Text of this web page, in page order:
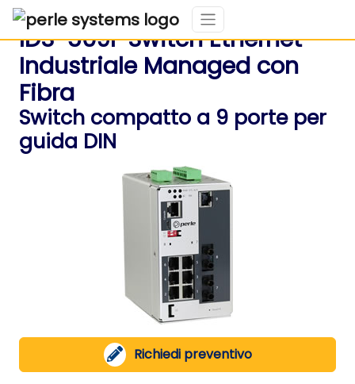
IDS-509F Switch Ethernet
Industriale Managed con
Fibra
Switch compatto a 9 porte per
guida DIN
Richiedi preventivo